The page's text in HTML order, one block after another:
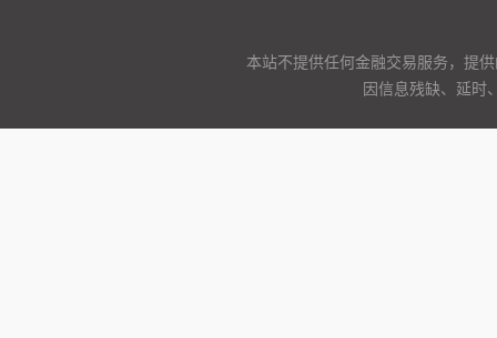
本站不提供任何金融交易服务，提
因信息残缺、延时